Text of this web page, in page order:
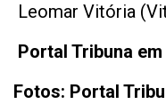
Leomar Vitória
Portal Tribuna
Fotos: Portal